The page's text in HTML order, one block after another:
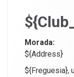
Morada:
${Address}
${Freguesia},